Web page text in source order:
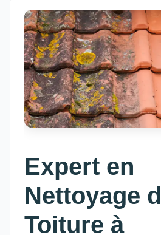
Expert en
Nettoyage
Toiture à